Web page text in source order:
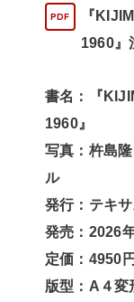
『
1960』
書名：『
1960』
写真：杵島
ル
発行：テキ
発売：2026
定価：4950
版型：A４変